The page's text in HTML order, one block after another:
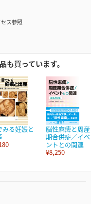
ス参照
も買っています。
みる妊娠と
脳性麻痺と周産
期合併症／イベ
ントとの関連
¥8,250